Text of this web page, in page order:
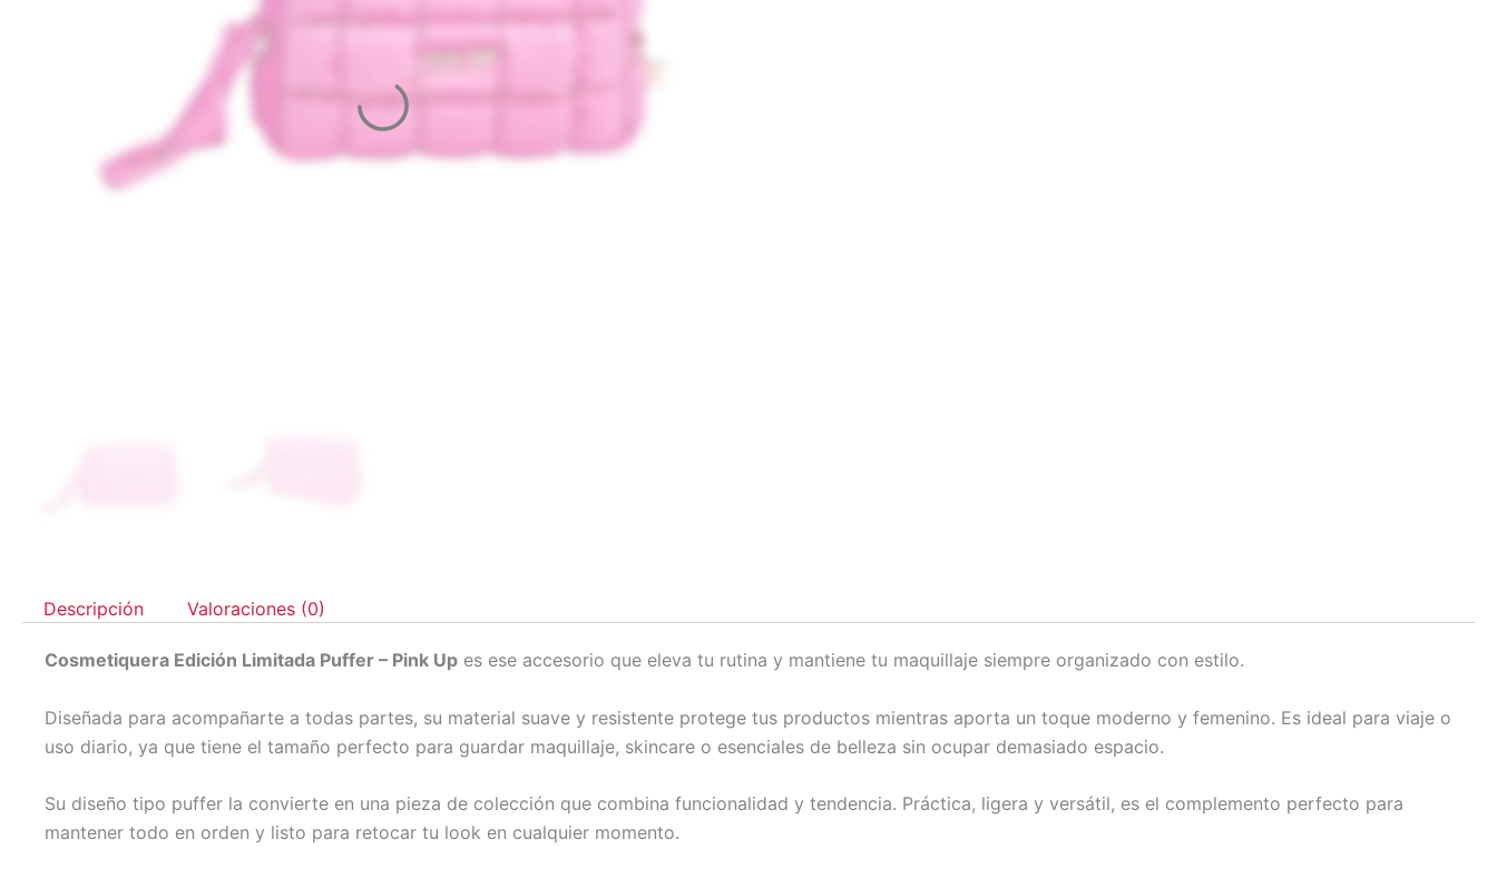
Descripción Valoraciones (0)
Cosmetiquera Edición Limitada Puffer – Pink Up es ese accesorio que eleva tu rutina y mantiene tu maquillaje siempre organizado con estilo.
Diseñada para acompañarte a todas partes, su material suave y resistente protege tus productos mientras aporta un toque moderno y femenino. Es ideal para viaje o
uso diario, ya que tiene el tamaño perfecto para guardar maquillaje, skincare o esenciales de belleza sin ocupar demasiado espacio.
Su diseño tipo puffer la convierte en una pieza de colección que combina funcionalidad y tendencia. Práctica, ligera y versátil, es el complemento perfecto para
mantener todo en orden y listo para retocar tu look en cualquier momento.